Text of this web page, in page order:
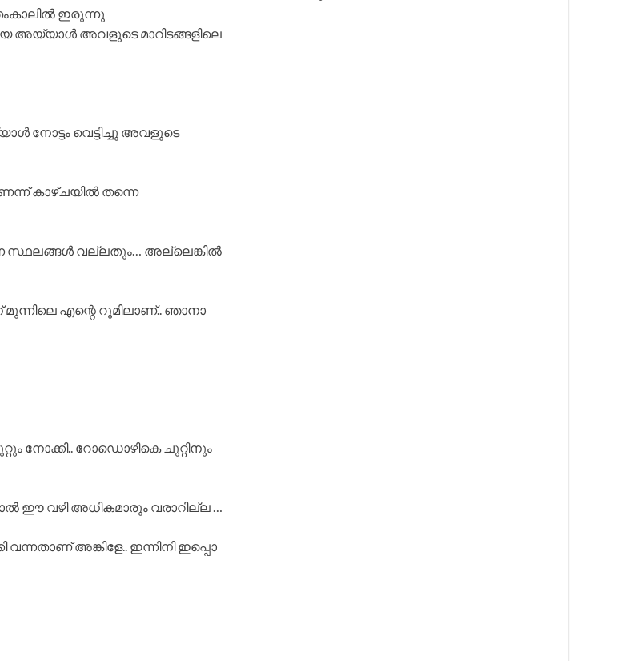
ഇരുന്നു
അയ്യാൾ അവളുടെ മാറിടങ്ങളിലെ
നോട്ടം വെട്ടിച്ചു അവളുടെ
കാഴ്ചയിൽ തന്നെ
സ്ഥലങ്ങൾ വല്ലതും… അല്ലെങ്കിൽ
എന്റെ റൂമിലാണ്.. ഞാനാ
നോക്കി.. റോഡൊഴികെ ചുറ്റിനും
വഴി അധികമാരും വരാറില്ല …
അങ്കിളേ.. ഇന്നിനി ഇപ്പൊ